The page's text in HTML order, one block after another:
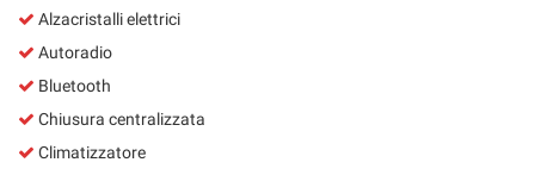
Alzacristalli elettrici
Autoradio
Bluetooth
Chiusura centralizzata
Climatizzatore